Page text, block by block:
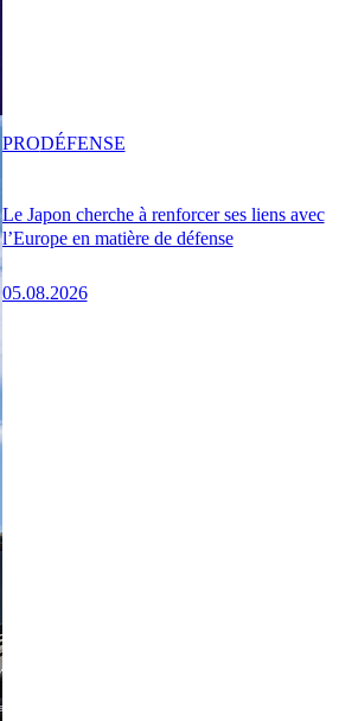
Le Japon cherche à renforcer ses liens avec
l’Europe en matière de défense
05.08.2026
PRODÉFENSE